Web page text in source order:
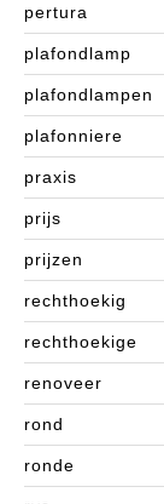
pertura
plafondlamp
plafondlampen
plafonniere
praxis
prijs
prijzen
rechthoekig
rechthoekige
renoveer
rond
ronde